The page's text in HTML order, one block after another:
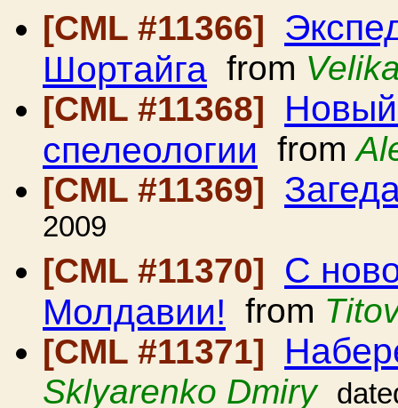
[CML #11366]
Шортайга from
[CML #11368]
спелеологии from
[CML #11369]
2009
[CML #11370]
С
Молдавии! from
[CML #11371]
Sklyarenko Dmiry